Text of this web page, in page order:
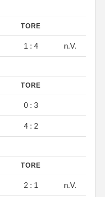
TORE
1 : 4 n.V.
TORE
0 : 3
4 : 2
TORE
2 : 1 n.V.